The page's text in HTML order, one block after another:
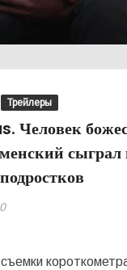
Трейлеры
Человек
сыграл